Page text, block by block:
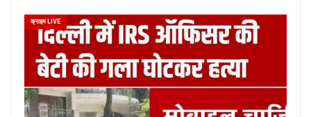
क्राइम LIVE